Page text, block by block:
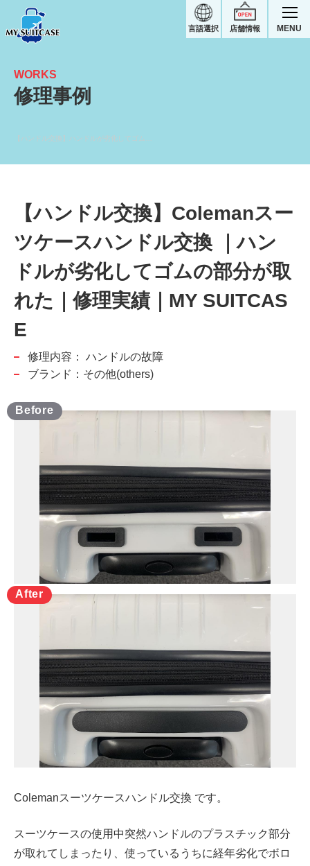
店舗情報
言語選択 MENU
WORKS
修理事例
【ハンドル交換】Colemanスー
ツケースハンドル交換 ｜ハン
ドルが劣化してゴムの部分が取
れた｜修理実績｜MY SUITCAS
E
修理内容：
ハンドルの故障
ブランド：その他(others)
Colemanスーツケースハンドル交換 です。
スーツケースの使用中突然ハンドルのプラスチック部分
が取れてしまったり、使っているうちに経年劣化でボロ